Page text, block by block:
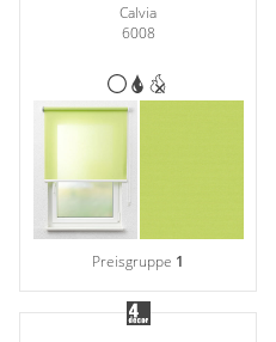
Calvia
6008
Preisgruppe 1